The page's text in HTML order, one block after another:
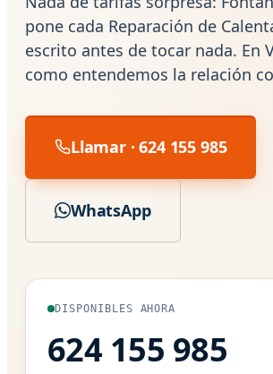
pone cada Reparación de
escrito antes de tocar nada. En
como entendemos la relación
Llamar · 624 155 985
WhatsApp
DISPONIBLES AHORA
624 155 985